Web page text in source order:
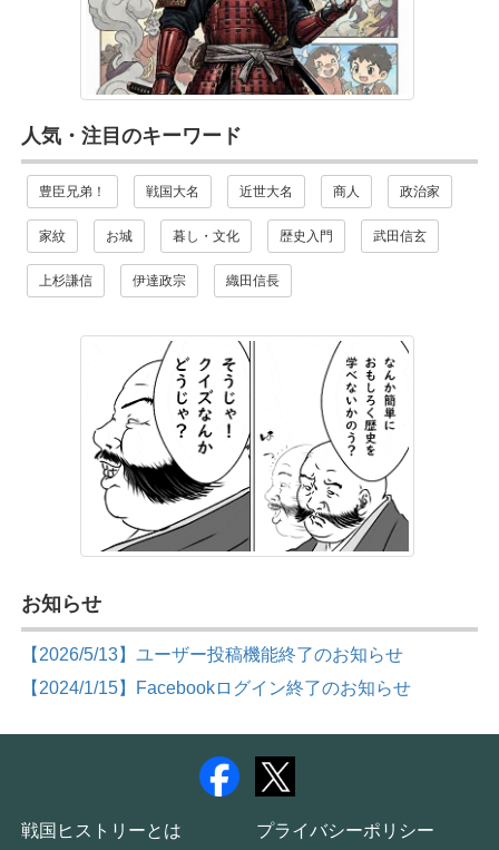
人気・注目のキーワード
豊臣兄弟！ 戦国大名 近世大名 商人 政治家
家紋 お城 暮し・文化 歴史入門 武田信玄
上杉謙信 伊達政宗 織田信長
お知らせ
【2026/5/13】ユーザー投稿機能終了のお知らせ
【2024/1/15】Facebookログイン終了のお知らせ
戦国ヒストリーとは プライバシーポリシー